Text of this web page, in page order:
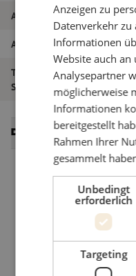
Artikel Nummer
Art des Produkts
Typ des
Steckers/Kupplung
Datenblätter
Anzeigen zu
Datenverkehr zu
Informationen
Website auch an
Analysepartner
möglicherweise
Informationen
bereitgestellt
Rahmen Ihrer
gesammelt
Unbedingt
erforderlich
Targeting